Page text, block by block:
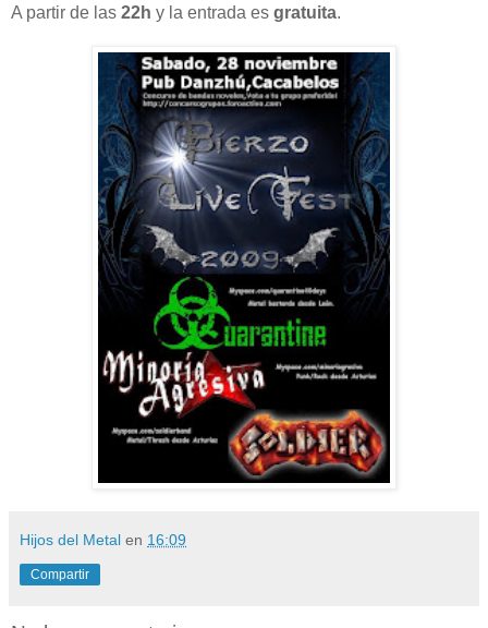
A partir de las 22h y la entrada es gratuita.
Hijos del Metal en 16:09
Compartir